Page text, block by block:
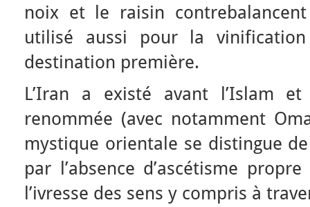
noix et le raisin
utilisé aussi pour la
destination première.
L’Iran a existé avant l’Islam
renommée (avec notamment
mystique orientale se distingue
par l’absence d’ascétisme
l’ivresse des sens y compris à